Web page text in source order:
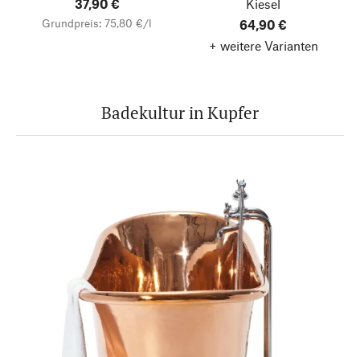
37,90 €
Grundpreis: 75,80 €/l
Kiesel
64,90 €
+ weitere Varianten
Badekultur in Kupfer